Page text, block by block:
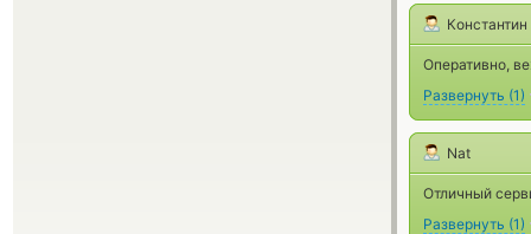
Константин
Оперативно,
Развернуть (1)
Nat
Отличный
Развернуть (1)